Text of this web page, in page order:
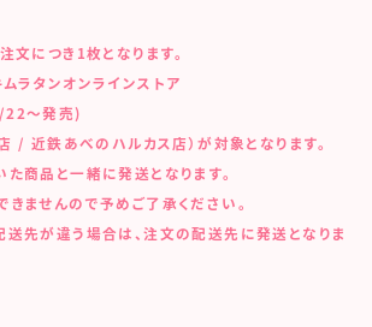
文につき1枚となります。
ムラタンオンラインストア
～発売)
/ 近鉄あべのハルカス店）が対象となります。
た商品と一緒に発送となります。
ませんので予めご了承ください。
送先が違う場合は、注文の配送先に発送となりま